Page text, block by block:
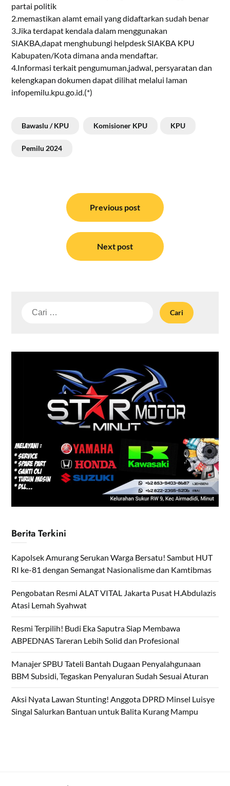
partai politik
2.memastikan alamt email yang didaftarkan sudah benar
3.Jika terdapat kendala dalam menggunakan
SIAKBA,dapat menghubungi helpdesk SIAKBA KPU
Kabupaten/Kota dimana anda mendaftar.
4.Informasi terkait pengumuman,jadwal, persyaratan dan
kelengkapan dokumen dapat dilihat melalui laman
infopemilu.kpu.go.id.(*)
Bawaslu / KPU Komisioner KPU KPU
Pemilu 2024
Previous post
Next post
Cari
Berita Terkini
Kapolsek Amurang Serukan Warga Bersatu! Sambut HUT
RI ke-81 dengan Semangat Nasionalisme dan Kamtibmas
Pengobatan Resmi ALAT VITAL Jakarta Pusat H.Abdulazis
Atasi Lemah Syahwat
Resmi Terpilih! Budi Eka Saputra Siap Membawa
ABPEDNAS Tareran Lebih Solid dan Profesional
Manajer SPBU Tateli Bantah Dugaan Penyalahgunaan
BBM Subsidi, Tegaskan Penyaluran Sudah Sesuai Aturan
Aksi Nyata Lawan Stunting! Anggota DPRD Minsel Luisye
Singal Salurkan Bantuan untuk Balita Kurang Mampu